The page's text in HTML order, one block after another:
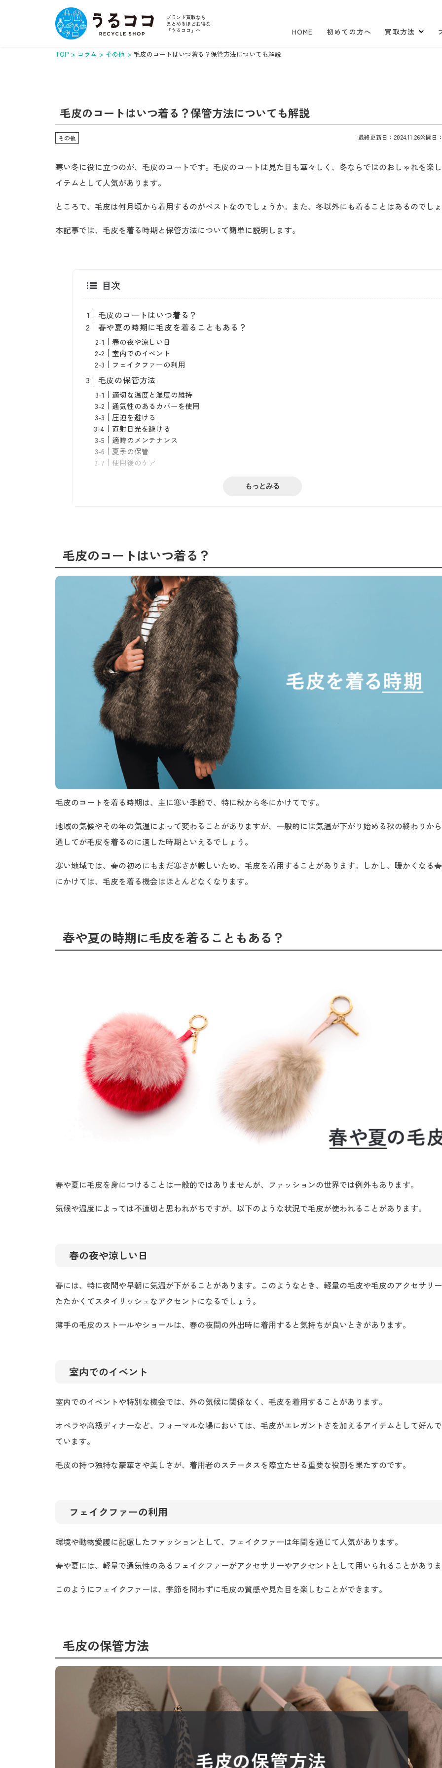
ブランド買取なら
まとめるほどお得な
「うるココ」へ
HOME 初めての方へ 買取方法
TOP コラム その他 毛皮のコートはいつ着る？保管方法についても解説
毛皮のコートはいつ着る？保管方法についても解説
その他 最終更新日：2024.11.26公開日
寒い冬に役に立つのが、毛皮のコートです。毛皮のコートは見た目も華々しく、冬ならではのおしゃれを楽
イテムとして人気があります。
ところで、毛皮は何月頃から着用するのがベストなのでしょうか。また、冬以外にも着ることはあるのでし
本記事では、毛皮を着る時期と保管方法について簡単に説明します。
目次
毛皮のコートはいつ着る？
春や夏の時期に毛皮を着ることもある？
春の夜や涼しい日
室内でのイベント
フェイクファーの利用
毛皮の保管方法
適切な温度と湿度の維持
通気性のあるカバーを使用
圧迫を避ける
直射日光を避ける
適時のメンテナンス
夏季の保管
使用後のケア
もっとみる
毛皮のコートはいつ着る？
毛皮のコートを着る時期は、主に寒い季節で、特に秋から冬にかけてです。
地域の気候やその年の気温によって変わることがありますが、一般的には気温が下がり始める秋の終わりか
通してが毛皮を着るのに適した時期といえるでしょう。
寒い地域では、春の初めにもまだ寒さが厳しいため、毛皮を着用することがあります。しかし、暖かくなる
にかけては、毛皮を着る機会はほとんどなくなります。
春や夏の時期に毛皮を着ることもある？
春や夏に毛皮を身につけることは一般的ではありませんが、ファッションの世界では例外もあります。
気候や温度によっては不適切と思われがちですが、以下のような状況で毛皮が使われることがあります。
春の夜や涼しい日
春には、特に夜間や早朝に気温が下がることがあります。このようなとき、軽量の毛皮や毛皮のアクセサリ
たたかくてスタイリッシュなアクセントになるでしょう。
薄手の毛皮のストールやショールは、春の夜間の外出時に着用すると気持ちが良いときがあります。
室内でのイベント
室内でのイベントや特別な機会では、外の気候に関係なく、毛皮を着用することがあります。
オペラや高級ディナーなど、フォーマルな場においては、毛皮がエレガントさを加えるアイテムとして好ん
ています。
毛皮の持つ独特な豪華さや美しさが、着用者のステータスを際立たせる重要な役割を果たすのです。
フェイクファーの利用
環境や動物愛護に配慮したファッションとして、フェイクファーは年間を通じて人気があります。
春や夏には、軽量で通気性のあるフェイクファーがアクセサリーやアクセントとして用いられることがあり
このようにフェイクファーは、季節を問わずに毛皮の質感や見た目を楽しむことができます。
毛皮の保管方法